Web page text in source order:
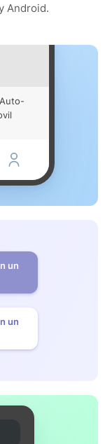
Android.
un
un